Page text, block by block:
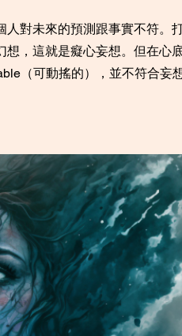
對未來的預測跟事實不符。
，這就是癡心妄想。但在心
（可動搖的），並不符合妄